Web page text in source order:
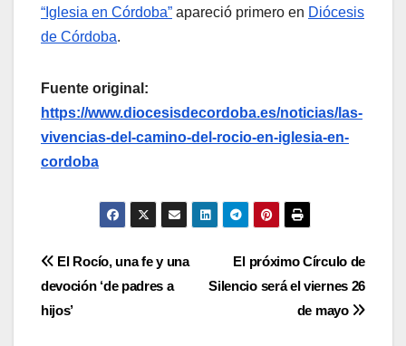
“Iglesia en Córdoba” apareció primero en Diócesis
de Córdoba.
Fuente original:
https://www.diocesisdecordoba.es/noticias/las-
vivencias-del-camino-del-rocio-en-iglesia-en-
cordoba
Navegación
de
El próximo Círculo de
Silencio será el viernes 26
de mayo
El Rocío, una fe y una
devoción ‘de padres a
hijos’